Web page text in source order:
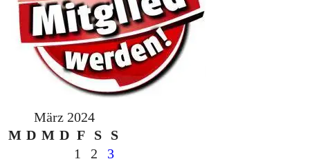
März 2024
M D M D F S
S
1
2 3